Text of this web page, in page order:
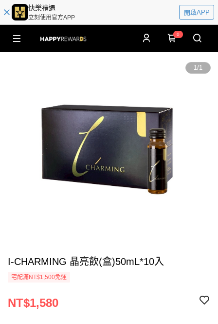
快樂禮遇
立刻使用官方APP
開啟APP
0
1/1
I-CHARMING 晶亮飲(盒)50mL*10入
宅配滿NT$1,500免運
NT$1,580